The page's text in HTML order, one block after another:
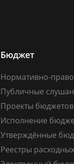
Бюджет
Нормативно-
Публичные
Проекты бюджетов
Исполнение
Утверждённые
Реестры